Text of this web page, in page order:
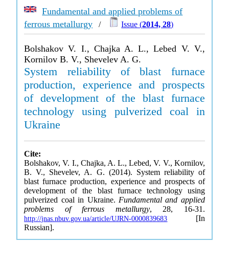
Fundamental and applied problems of
ferrous metallurgy / Issue (2014, 28)
Bolshakov V. I., Chajka A. L., Lebed V. V.,
Kornilov B. V., Shevelev A. G.
System reliability of blast furnace
production, experience and prospects
of development of the blast furnace
technology using pulverized coal in
Ukraine
Cite:
Bolshakov, V. I., Chajka, A. L., Lebed, V. V., Kornilov,
B. V., Shevelev, A. G. (2014). System reliability of
blast furnace production, experience and prospects of
development of the blast furnace technology using
pulverized coal in Ukraine. Fundamental and applied
problems of ferrous metallurgy, 28, 16-31.
http://jnas.nbuv.gov.ua/article/UJRN-0000839683 [In
Russian].